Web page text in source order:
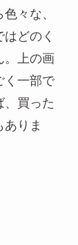
々な、
どのく
。上の画
く一部で
、買った
りま